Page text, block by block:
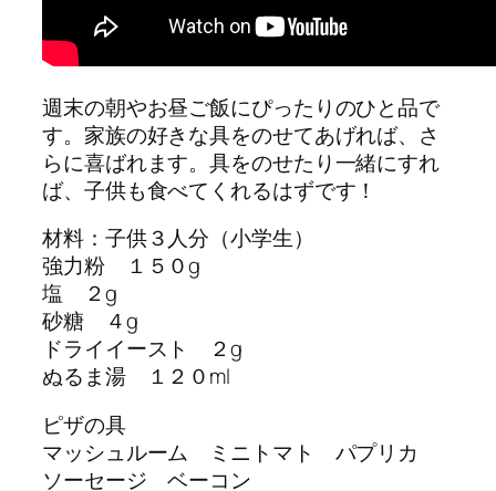
週末の朝やお昼ご飯にぴったりのひと品で
す。家族の好きな具をのせてあげれば、さ
らに喜ばれます。具をのせたり一緒にすれ
ば、子供も食べてくれるはずです！
材料：子供３人分（小学生）
強力粉 １５０g
塩 ２g
砂糖 ４g
ドライイースト ２g
ぬるま湯 １２０ml
ピザの具
マッシュルーム ミニトマト パプリカ
ソーセージ ベーコン